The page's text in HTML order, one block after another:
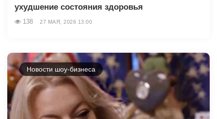
ухудшение состояния здоровья
138 27 МАЯ, 2026 13:00
Новости шоу-бизнеса